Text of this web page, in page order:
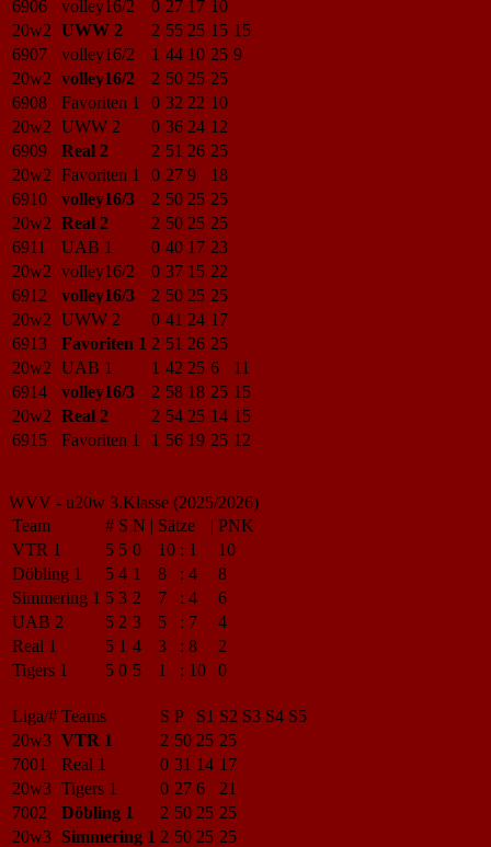
6906 volley16/2 0 27 17 10
20w2 UWW 2 2 55 25 15 15
6907
volley16/2 1 44 10 25 9
20w2 volley16/2 2 50 25 25
6908
Favoriten 1 0 32 22 10
20w2 UWW 2 0 36 24 12
6909
Real 2 2 51 26 25
20w2 Favoriten 1 0 27 9
18
6910
volley16/3 2 50 25 25
20w2 Real 2 2 50 25 25
6911
UAB 1 0 40 17 23
20w2 volley16/2 0 37 15 22
6912
volley16/3 2 50 25 25
20w2 UWW 2 0 41 24 17
6913
Favoriten 1 2 51 26 25
20w2 UAB 1 1 42 25 6
11
6914
volley16/3 2 58 18 25 15
20w2 Real 2 2 54 25 14 15
6915
Favoriten 1 1 56 19 25 12
WVV - u20w 3.Klasse (2025/2026)
Team
# S N | Sätze | PNK
VTR 1
5 5 0 10 : 1
10
Döbling 1
5 4 1 8 : 4
8
Simmering 1 5 3 2 7 : 4
6
UAB 2
5 2 3 5 : 7
4
Real 1
5 1 4 3 : 8
2
Tigers 1
5 0 5 1 : 10 0
Liga/# Teams S P S1 S2 S3 S4 S5
20w3 VTR 1 2 50 25 25
7001
Real 1 0 31 14 17
20w3 Tigers 1 0 27 6
21
7002
Döbling 1 2 50 25 25
20w3 Simmering 1 2 50 25 25